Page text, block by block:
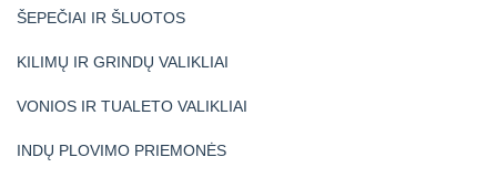
ŠEPEČIAI IR ŠLUOTOS
KILIMŲ IR GRINDŲ VALIKLIAI
VONIOS IR TUALETO VALIKLIAI
INDŲ PLOVIMO PRIEMONĖS